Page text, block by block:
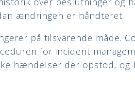
ændringen er håndteret.
på tilsvarende måde.
for incident
hændelser der opstod, og